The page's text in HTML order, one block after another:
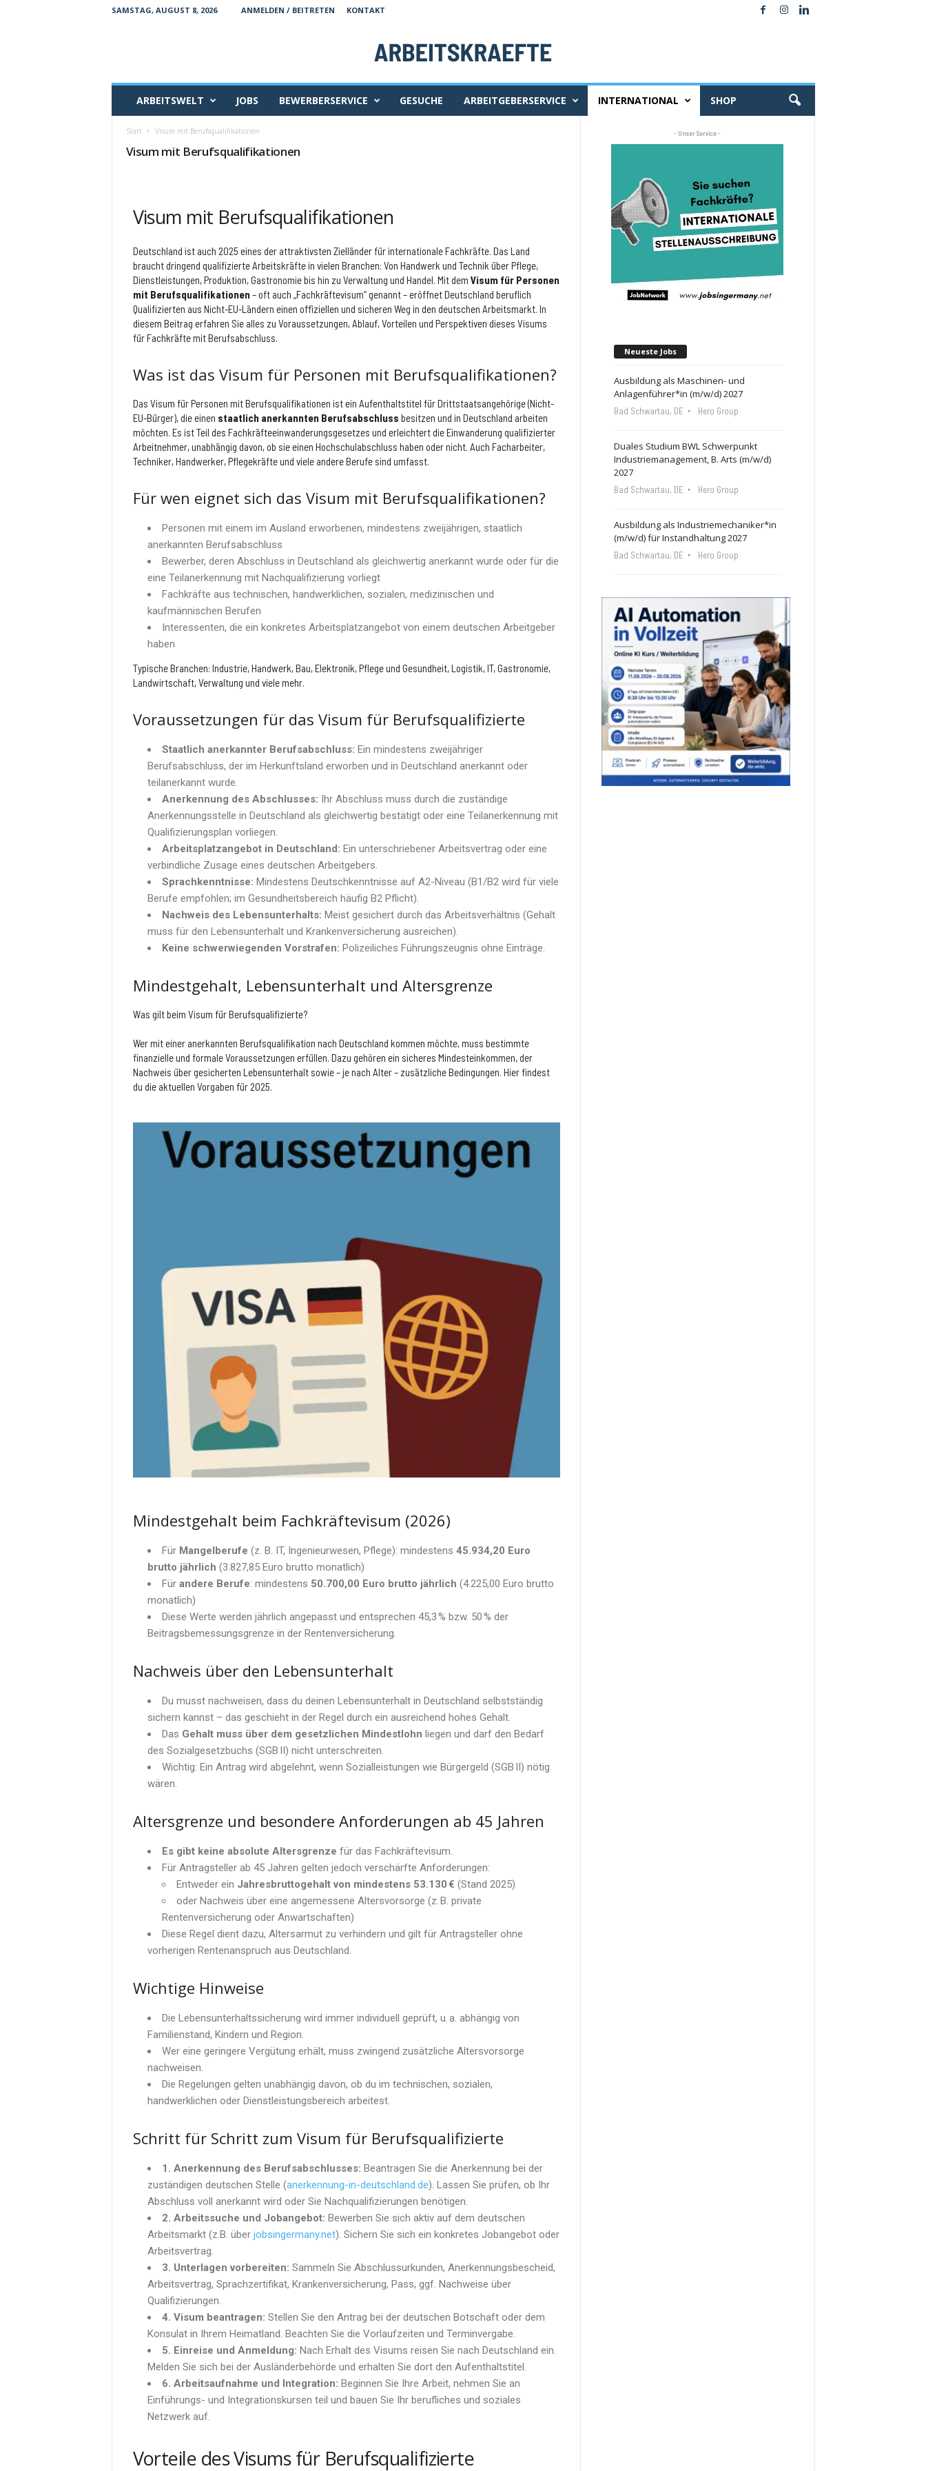
SAMSTAG, AUGUST 8, 2026 ANMELDEN / BEITRETEN KONTAKT
A
b
ARBEITSWELT JOBS BEWERBERSERVICE GESUCHE ARBEITGEBERSERVICE INTERNATIONAL SHOP
Start Visum mit Berufsqualifikationen
Visum mit Berufsqualifikationen
Visum mit Berufsqualifikationen
Deutschland ist auch 2025 eines der attraktivsten Zielländer für internationale Fachkräfte. Das Land
braucht dringend qualifizierte Arbeitskräfte in vielen Branchen: Von Handwerk und Technik über Pflege,
Dienstleistungen, Produktion, Gastronomie bis hin zu Verwaltung und Handel. Mit dem Visum für Personen
mit Berufsqualifikationen– oft auch „Fachkräftevisum“ genannt – eröffnet Deutschland beruflich
Qualifizierten aus Nicht-EU-Ländern einen offiziellen und sicheren Weg in den deutschen Arbeitsmarkt. In
diesem Beitrag erfahren Sie alles zu Voraussetzungen, Ablauf, Vorteilen und Perspektiven dieses Visums
für Fachkräfte mit Berufsabschluss.
Was ist das Visum für Personen mit Berufsqualifikationen?
Das Visum für Personen mit Berufsqualifikationen ist ein Aufenthaltstitel für Drittstaatsangehörige (Nicht-
EU-Bürger), die einen staatlich anerkannten Berufsabschluss besitzen und in Deutschland arbeiten
möchten. Es ist Teil des Fachkräfteeinwanderungsgesetzes und erleichtert die Einwanderung qualifizierter
Arbeitnehmer, unabhängig davon, ob sie einen Hochschulabschluss haben oder nicht. Auch Facharbeiter,
Techniker, Handwerker, Pflegekräfte und viele andere Berufe sind umfasst.
Für wen eignet sich das Visum mit Berufsqualifikationen?
Personen mit einem im Ausland erworbenen, mindestens zweijährigen, staatlich
anerkannten Berufsabschluss
Bewerber, deren Abschluss in Deutschland als gleichwertig anerkannt wurde oder für die
eine Teilanerkennung mit Nachqualifizierung vorliegt
Fachkräfte aus technischen, handwerklichen, sozialen, medizinischen und
kaufmännischen Berufen
Interessenten, die ein konkretes Arbeitsplatzangebot von einem deutschen Arbeitgeber
haben
Typische Branchen: Industrie, Handwerk, Bau, Elektronik, Pflege und Gesundheit, Logistik, IT, Gastronomie,
Landwirtschaft, Verwaltung und viele mehr.
Voraussetzungen für das Visum für Berufsqualifizierte
Staatlich anerkannter Berufsabschluss: Ein mindestens zweijähriger
Berufsabschluss, der im Herkunftsland erworben und in Deutschland anerkannt oder
teilanerkannt wurde.
Anerkennung des Abschlusses: Ihr Abschluss muss durch die zuständige
Anerkennungsstelle in Deutschland als gleichwertig bestätigt oder eine Teilanerkennung mit
Qualifizierungsplan vorliegen.
Arbeitsplatzangebot in Deutschland: Ein unterschriebener Arbeitsvertrag oder eine
verbindliche Zusage eines deutschen Arbeitgebers.
Sprachkenntnisse: Mindestens Deutschkenntnisse auf A2-Niveau (B1/B2 wird für viele
Berufe empfohlen; im Gesundheitsbereich häufig B2 Pflicht).
Nachweis des Lebensunterhalts: Meist gesichert durch das Arbeitsverhältnis (Gehalt
muss für den Lebensunterhalt und Krankenversicherung ausreichen).
Keine schwerwiegenden Vorstrafen: Polizeiliches Führungszeugnis ohne Einträge.
Mindestgehalt, Lebensunterhalt und Altersgrenze
Was gilt beim Visum für Berufsqualifizierte?
Wer mit einer anerkannten Berufsqualifikation nach Deutschland kommen möchte, muss bestimmte
finanzielle und formale Voraussetzungen erfüllen. Dazu gehören ein sicheres Mindesteinkommen, der
Nachweis über gesicherten Lebensunterhalt sowie – je nach Alter – zusätzliche Bedingungen. Hier findest
du die aktuellen Vorgaben für 2025.
Mindestgehalt beim Fachkräftevisum (2026)
Für Mangelberufe (z. B. IT, Ingenieurwesen, Pflege): mindestens 45.934,20 Euro
brutto jährlich (3.827,85 Euro brutto monatlich)
Für andere Berufe: mindestens 50.700,00 Euro brutto jährlich (4.225,00 Euro brutto
monatlich)
Diese Werte werden jährlich angepasst und entsprechen 45,3 % bzw. 50 % der
Beitragsbemessungsgrenze in der Rentenversicherung.
Nachweis über den Lebensunterhalt
Du musst nachweisen, dass du deinen Lebensunterhalt in Deutschland selbstständig
sichern kannst – das geschieht in der Regel durch ein ausreichend hohes Gehalt.
Das Gehalt muss über dem gesetzlichen Mindestlohn liegen und darf den Bedarf
des Sozialgesetzbuchs (SGB II) nicht unterschreiten.
Wichtig: Ein Antrag wird abgelehnt, wenn Sozialleistungen wie Bürgergeld (SGB II) nötig
wären.
Altersgrenze und besondere Anforderungen ab 45 Jahren
Es gibt keine absolute Altersgrenze für das Fachkräftevisum.
Für Antragsteller ab 45 Jahren gelten jedoch verschärfte Anforderungen:
Entweder ein Jahresbruttogehalt von mindestens 53.130 € (Stand 2025)
oder Nachweis über eine angemessene Altersvorsorge (z. B. private
Rentenversicherung oder Anwartschaften)
Diese Regel dient dazu, Altersarmut zu verhindern und gilt für Antragsteller ohne
vorherigen Rentenanspruch aus Deutschland.
Wichtige Hinweise
Die Lebensunterhaltssicherung wird immer individuell geprüft, u. a. abhängig von
Familienstand, Kindern und Region.
Wer eine geringere Vergütung erhält, muss zwingend zusätzliche Altersvorsorge
nachweisen.
Die Regelungen gelten unabhängig davon, ob du im technischen, sozialen,
handwerklichen oder Dienstleistungsbereich arbeitest.
Schritt für Schritt zum Visum für Berufsqualifizierte
1. Anerkennung des Berufsabschlusses: Beantragen Sie die Anerkennung bei der
zuständigen deutschen Stelle (anerkennung-in-deutschland.de). Lassen Sie prüfen, ob Ihr
Abschluss voll anerkannt wird oder Sie Nachqualifizierungen benötigen.
2. Arbeitssuche und Jobangebot: Bewerben Sie sich aktiv auf dem deutschen
Arbeitsmarkt (z.B. über jobsingermany.net). Sichern Sie sich ein konkretes Jobangebot oder
Arbeitsvertrag.
3. Unterlagen vorbereiten: Sammeln Sie Abschlussurkunden, Anerkennungsbescheid,
Arbeitsvertrag, Sprachzertifikat, Krankenversicherung, Pass, ggf. Nachweise über
Qualifizierungen.
4. Visum beantragen: Stellen Sie den Antrag bei der deutschen Botschaft oder dem
Konsulat in Ihrem Heimatland. Beachten Sie die Vorlaufzeiten und Terminvergabe.
5. Einreise und Anmeldung: Nach Erhalt des Visums reisen Sie nach Deutschland ein.
Melden Sie sich bei der Ausländerbehörde und erhalten Sie dort den Aufenthaltstitel.
6. Arbeitsaufnahme und Integration: Beginnen Sie Ihre Arbeit, nehmen Sie an
Einführungs- und Integrationskursen teil und bauen Sie Ihr berufliches und soziales
Netzwerk auf.
Vorteile des Visums für Berufsqualifizierte
- Unser Service -
Neueste Jobs
Ausbildung als Maschinen- und
Anlagenführer*in (m/w/d) 2027
Bad Schwartau, DE Hero Group
Duales Studium BWL Schwerpunkt
Industriemanagement, B. Arts (m/w/d)
2027
Bad Schwartau, DE Hero Group
Ausbildung als Industriemechaniker*in
(m/w/d) für Instandhaltung 2027
Bad Schwartau, DE Hero Group